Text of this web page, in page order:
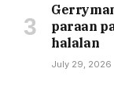
paraan
halalan
July 29, 2026